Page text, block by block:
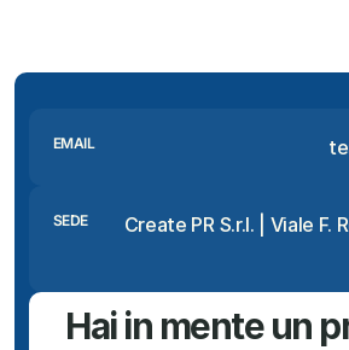
EMAIL
SEDE
Create PR S.r.l. | Viale F.
Hai in mente un